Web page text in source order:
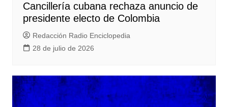
Cancillería cubana rechaza anuncio de
presidente electo de Colombia
Redacción Radio Enciclopedia
28 de julio de 2026